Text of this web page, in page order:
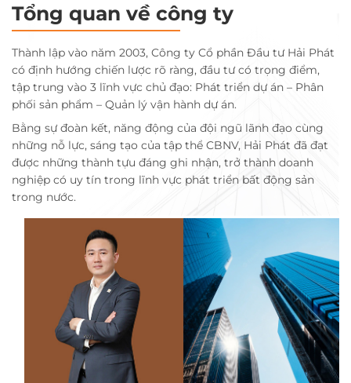
Tổng quan về công ty
Thành lập vào năm 2003, Công ty Cổ phần Đầu tư Hải Phát
có định hướng chiến lược rõ ràng, đầu tư có trọng điểm,
tập trung vào 3 lĩnh vực chủ đạo: Phát triển dự án – Phân
phối sản phẩm – Quản lý vận hành dự án.
Bằng sự đoàn kết, năng động của đội ngũ lãnh đạo cùng
những nỗ lực, sáng tạo của tập thể CBNV, Hải Phát đã đạt
được những thành tựu đáng ghi nhận, trở thành doanh
nghiệp có uy tín trong lĩnh vực phát triển bất động sản
trong nước.